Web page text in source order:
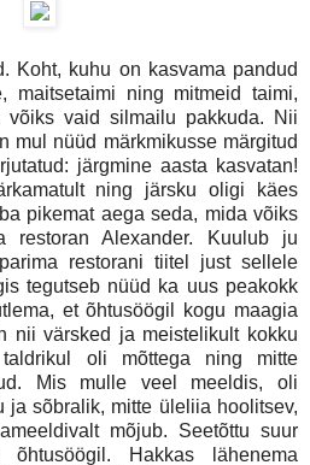
Koht, kuhu on kasvama pandud
maitsetaimi ning mitmeid taimi,
võiks vaid silmailu pakkuda. Nii
mul nüüd märkmikusse märgitud
järgmine aasta kasvatan!
ning järsku oligi käes
pikemat aega seda, mida võiks
restoran Alexander. Kuulub ju
restorani tiitel just sellele
tegutseb nüüd ka uus peakokk
et õhtusöögil kogu maagia
nii värsked ja meistelikult kokku
oli mõttega ning mitte
Mis mulle veel meeldis, oli
ja sõbralik, mitte üleliia hoolitsev,
mõjub. Seetõttu suur
Hakkas lähenema